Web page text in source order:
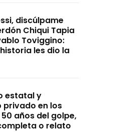
discúlpame
Chiqui Tapia
Toviggino:
les dio la
estatal y
en los
años del golpe,
o relato